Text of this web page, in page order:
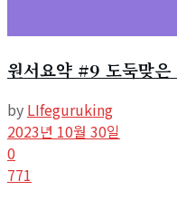
원서요약 #9 도둑맞
by LIfeguruking
2023년 10월 30일
0
771